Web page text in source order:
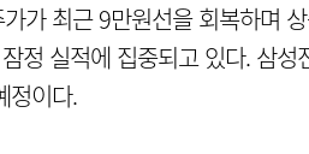
가 최근 9만원선을 회복하며
정 실적에 집중되고 있다. 삼
정이다.